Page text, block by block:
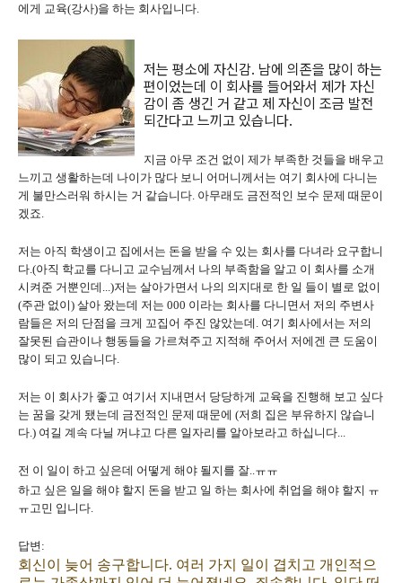
에게 교육(강사)을 하는 회사입니다.
저는 평소에 자신감. 남에 의존을 많이 하는
편이었는데 이 회사를 들어와서 제가 자신
감이 좀 생긴 거 같고 제 자신이 조금 발전
되간다고 느끼고 있습니다.
지금 아무 조건 없이 제가 부족한 것들을 배우고
느끼고 생활하는데 나이가 많다 보니 어머니께서는 여기 회사에 다니는
게 불만스러워 하시는 거 같습니다. 아무래도 금전적인 보수 문제 때문이
겠죠.
저는 아직 학생이고 집에서는 돈을 받을 수 있는 회사를 다녀라 요구합니
다.(아직 학교를 다니고 교수님께서 나의 부족함을 알고 이 회사를 소개
시켜준 거뿐인데...)저는 살아가면서 나의 의지대로 한 일 들이 별로 없이
(주관 없이) 살아 왔는데 저는 000 이라는 회사를 다니면서 저의 주변사
람들은 저의 단점을 크게 꼬집어 주진 않았는데. 여기 회사에서는 저의
잘못된 습관이나 행동들을 가르쳐주고 지적해 주어서 저에겐 큰 도움이
많이 되고 있습니다.
저는 이 회사가 좋고 여기서 지내면서 당당하게 교육을 진행해 보고 싶다
는 꿈을 갖게 됐는데 금전적인 문제 때문에 (저희 집은 부유하지 않습니
다.) 여길 계속 다닐 꺼냐고 다른 일자리를 알아보라고 하십니다...
전 이 일이 하고 싶은데 어떻게 해야 될지를 잘..ㅠㅠ
하고 싶은 일을 해야 할지 돈을 받고 일 하는 회사에 취업을 해야 할지 ㅠ
ㅠ고민 입니다.
답변:
회신이 늦어 송구합니다. 여러 가지 일이 겹치고 개인적으